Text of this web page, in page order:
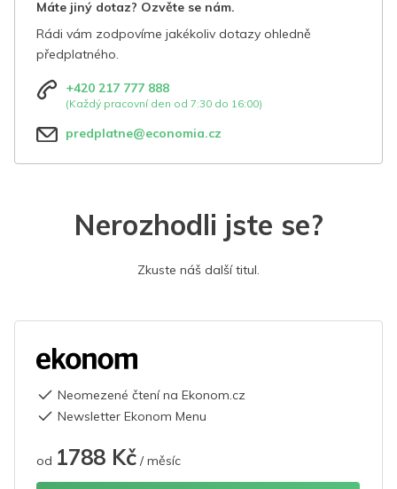
Máte jiný dotaz? Ozvěte se nám.
Rádi vám zodpovíme jakékoliv dotazy ohledně
předplatného.
+420 217 777 888
(Každý pracovní den od 7:30 do 16:00)
predplatne@economia.cz
Nerozhodli jste se?
Zkuste náš další titul.
Neomezené čtení na Ekonom.cz
Newsletter Ekonom Menu
od 1788 Kč / měsíc